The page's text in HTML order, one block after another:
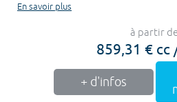
En savoir plus
à partir
859,31 € cc
+ d'infos